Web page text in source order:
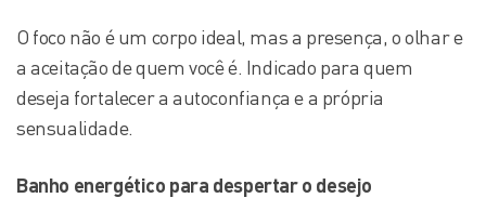
O foco não é um corpo ideal, mas a presença, o olhar e
a aceitação de quem você é. Indicado para quem
deseja fortalecer a autoconfiança e a própria
sensualidade.
Banho energético para despertar o desejo